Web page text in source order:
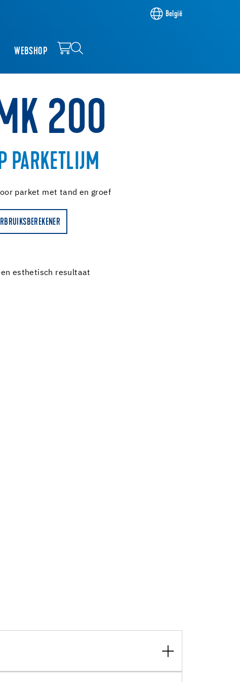
België
WEBSHOP
200
PARKETLIJM
parket met tand en groef
esthetisch resultaat